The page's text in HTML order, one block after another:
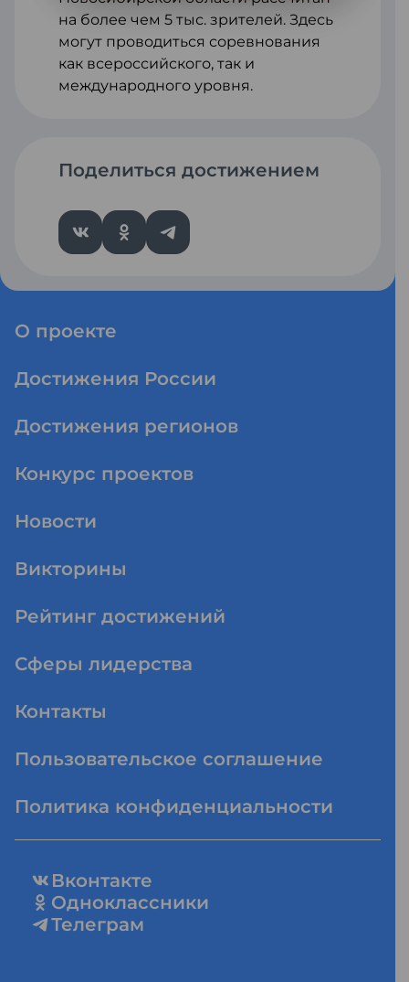
Поделиться достижением
на более чем 5 тыс. зрителей. Здесь
могут проводиться соревнования
как всероссийского, так и
международного уровня.
О проекте
Достижения России
Достижения регионов
Конкурс проектов
Новости
Викторины
Рейтинг достижений
Сферы лидерства
Контакты
Пользовательское соглашение
Политика конфиденциальности
Вконтакте
Одноклассники
Телеграм